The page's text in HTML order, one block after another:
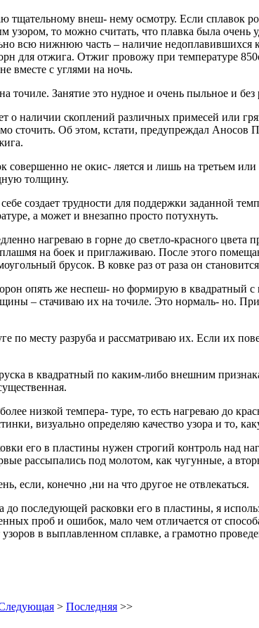
внеш- нему осмотру. Если сплавок
то можно считать, что плавка была очень
всю нижнюю часть – наличие
для отжига. Отжиг провожу при температуре
вместе с углями на ночь.
точиле. Занятие это нудное и очень пыльное и без
о наличии скоплений различных примесей
сточить. Об этом, кстати, предупреждал Аносов
совершенно не окис- ляется и лишь на третьем
толщину.
создает трудности для поддержки заданной
а может и внезапно просто потухнуть.
нагреваю в горне до светло-красного
на боек и приглаживаю. После этого
брусок. В ковке раз от раза он
опять же неспеш- но формирую в квадратный
– стачиваю их на точиле. Это нормаль- но.
месту разруба и рассматриваю их. Если их
в квадратный по каким-либо внешним
низкой темпера- туре, то есть нагреваю до
визуально определяю качество узора и то,
его в пластины нужен строгий контроль над
рассыпались под молотом, как чугунные, а
если, конечно ,ни на что другое не отвлекаться.
до последующей расковки его в пластины, я
проб и ошибок, мало чем отличается от
в выплавленном сплавке, а грамотно
> Последняя >>